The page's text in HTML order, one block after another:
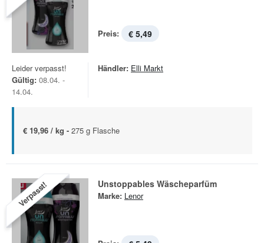
Preis: € 5,49
Leider verpasst!
Gültig: 08.04. -
14.04.
Händler: Elli Markt
€ 19,96 / kg - 275 g Flasche
Verpasst! Unstoppables Wäscheparfüm
Marke: Lenor